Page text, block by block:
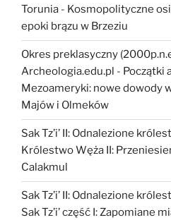
Torunia - Kosmopolityczne
epoki brązu w Brzeziu
Okres preklasyczny
Archeologia.edu.pl - Początki
Mezoameryki: nowe dowody
Majów i Olmeków
Sak Tz’i’ II: Odnalezione
Królestwo Węża II:
Calakmul
Sak Tz’i’ II: Odnalezione
Sak Tz’i’ część I: Zapomiane